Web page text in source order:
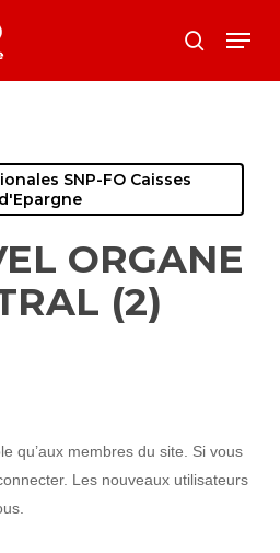
search
Menu
SNP-FO Caisses
d'Epargne
ORGANE
(2)
qu’aux membres du site. Si vous
Les nouveaux utilisateurs